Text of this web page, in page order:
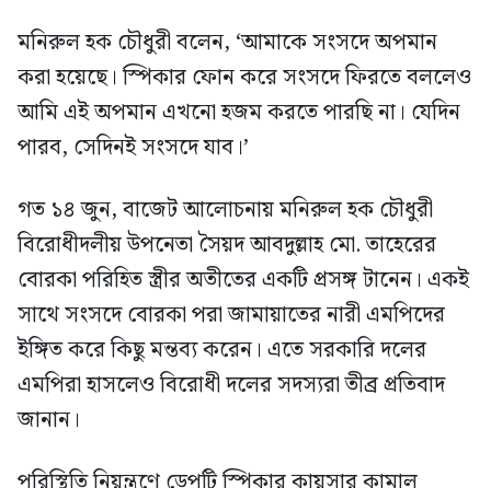
মনিরুল হক চৌধুরী বলেন, ‘আমাকে সংসদে অপমান
করা হয়েছে। স্পিকার ফোন করে সংসদে ফিরতে বললেও
আমি এই অপমান এখনো হজম করতে পারছি না। যেদিন
পারব, সেদিনই সংসদে যাব।’
গত ১৪ জুন, বাজেট আলোচনায় মনিরুল হক চৌধুরী
বিরোধীদলীয় উপনেতা সৈয়দ আবদুল্লাহ মো. তাহেরের
বোরকা পরিহিত স্ত্রীর অতীতের একটি প্রসঙ্গ টানেন। একই
সাথে সংসদে বোরকা পরা জামায়াতের নারী এমপিদের
ইঙ্গিত করে কিছু মন্তব্য করেন। এতে সরকারি দলের
এমপিরা হাসলেও বিরোধী দলের সদস্যরা তীব্র প্রতিবাদ
জানান।